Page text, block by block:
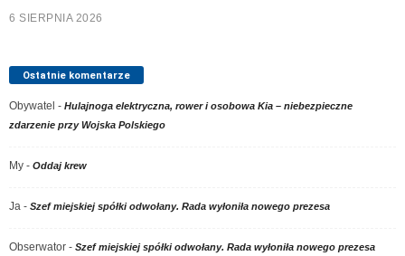
6 SIERPNIA 2026
Ostatnie komentarze
Obywatel - Hulajnoga elektryczna, rower i osobowa Kia – niebezpieczne
zdarzenie przy Wojska Polskiego
My - Oddaj krew
Ja - Szef miejskiej spółki odwołany. Rada wyłoniła nowego prezesa
Obserwator - Szef miejskiej spółki odwołany. Rada wyłoniła nowego prezesa